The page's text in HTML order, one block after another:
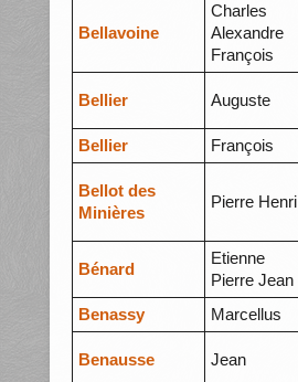
Bellavoine
Charles
Alexandre
François
Bellier Auguste
Bellier François
Bellot des
Minières
Pierre Henri
Bénard
Etienne
Pierre Jean
Benassy Marcellus
Benausse Jean